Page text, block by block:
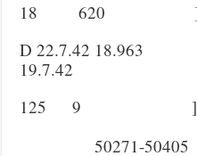
18 620
D 22.7.42
19.7.42
125 9 ] div.
50271-50405